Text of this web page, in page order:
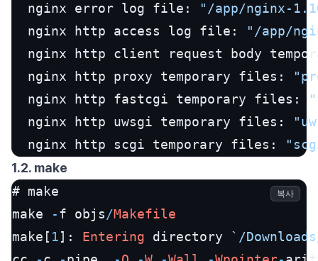
  nginx error log file:
"/app/nginx-
  nginx http access log file:
"/app/
nginx http client request body
  nginx http proxy temporary files:
  nginx http fastcgi temporary files:
  nginx http uwsgi temporary files:
  nginx http scgi temporary files:
1.2. make
# make
make
-f objs/Makefile
make[ 1]: Entering directory ` /
복사